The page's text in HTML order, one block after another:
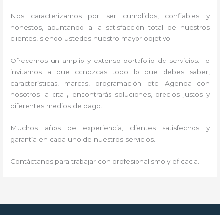
Nos caracterizamos por ser cumplidos, confiables y
honestos, apuntando a la satisfacción total de nuestros
clientes, siendo ustedes nuestro mayor objetivo.
Ofrecemos un amplio y extenso portafolio de servicios. Te
invitamos a que conozcas todo lo que debes saber,
características, marcas, programación etc. Agenda con
nosotros la cita , encontrarás soluciones, precios justos y
diferentes medios de pago.
Muchos años de experiencia, clientes satisfechos y
garantía en cada uno de nuestros servicios.
Contáctanos para trabajar con profesionalismo y eficacia.